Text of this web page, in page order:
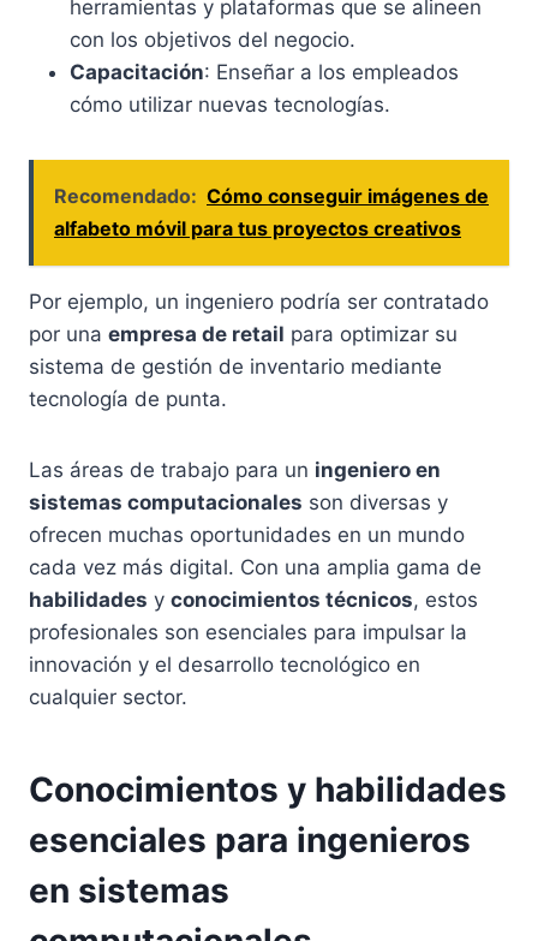
herramientas y plataformas que se alineen
con los objetivos del negocio.
Capacitación: Enseñar a los empleados
cómo utilizar nuevas tecnologías.
Recomendado: Cómo conseguir imágenes de
alfabeto móvil para tus proyectos creativos
Por ejemplo, un ingeniero podría ser contratado
por una empresa de retail para optimizar su
sistema de gestión de inventario mediante
tecnología de punta.
Las áreas de trabajo para un ingeniero en
sistemas computacionales son diversas y
ofrecen muchas oportunidades en un mundo
cada vez más digital. Con una amplia gama de
habilidades y conocimientos técnicos, estos
profesionales son esenciales para impulsar la
innovación y el desarrollo tecnológico en
cualquier sector.
Conocimientos y habilidades
esenciales para ingenieros
en sistemas